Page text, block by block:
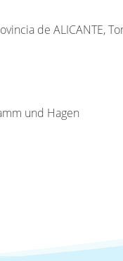
de ALICANTE,